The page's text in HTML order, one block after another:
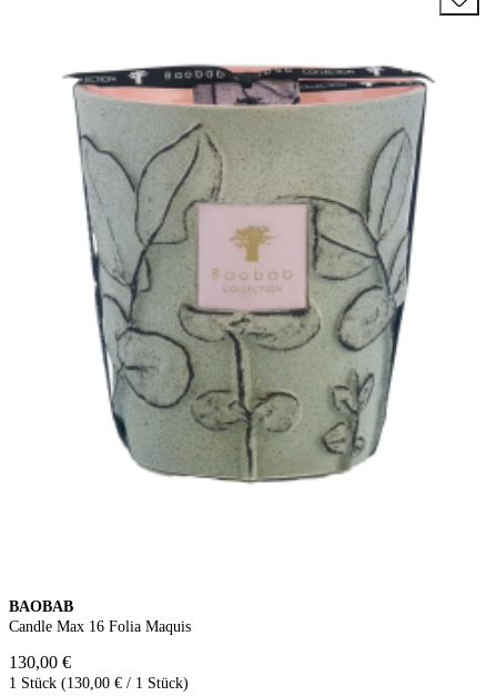
BAOBAB
Candle Max 16 Folia Maquis
130,00 €
1 Stück (130,00 € / 1 Stück)